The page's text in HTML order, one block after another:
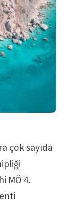
çok sayıda
MÖ 4.